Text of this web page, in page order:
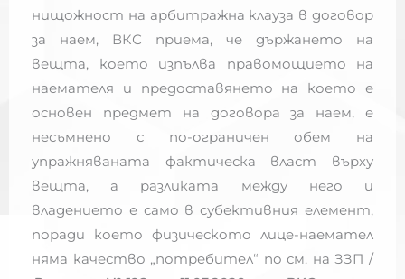
нищожност на арбитражна клауза в договор
за наем, ВКС приема, че държането на
вещта, което изпълва правомощието на
наемателя и предоставянето на което е
основен предмет на договора за наем, е
несъмнено с по-ограничен обем на
упражняваната фактическа власт върху
вещта, а разликата между него и
владението е само в субективния елемент,
поради което физическото лице-наемател
няма качество „потребител“ по см. на ЗЗП /